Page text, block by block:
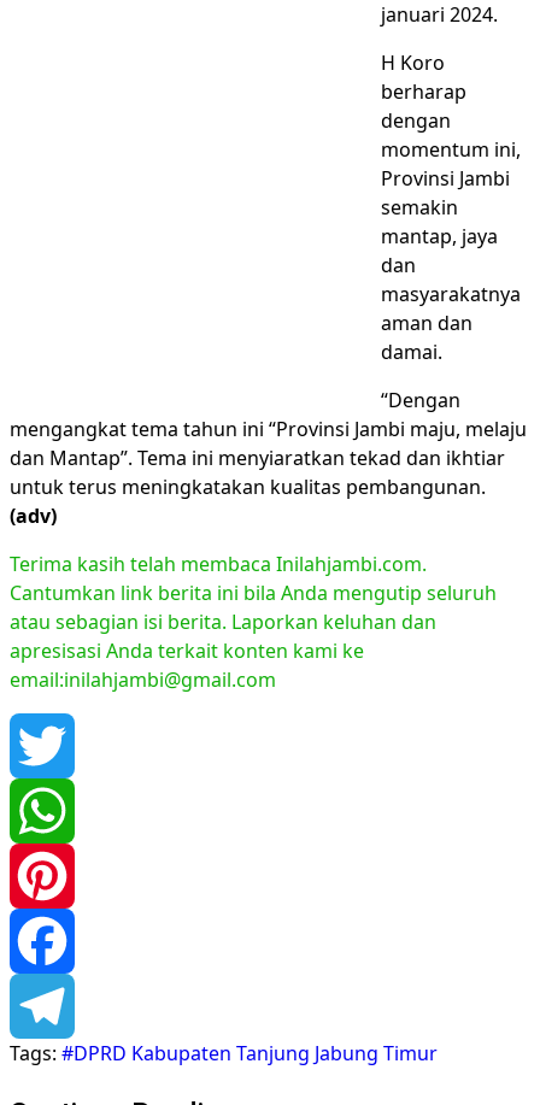
januari 2024.
H Koro
berharap
dengan
momentum ini,
Provinsi Jambi
semakin
mantap, jaya
dan
masyarakatnya
aman dan
damai.
“Dengan
mengangkat tema tahun ini “Provinsi Jambi maju, melaju
dan Mantap”. Tema ini menyiaratkan tekad dan ikhtiar
untuk terus meningkatakan kualitas pembangunan.
(adv)
Terima kasih telah membaca Inilahjambi.com.
Cantumkan link berita ini bila Anda mengutip seluruh
atau sebagian isi berita. Laporkan keluhan dan
apresisasi Anda terkait konten kami ke
email:inilahjambi@gmail.com
Twitter
WhatsApp
Pinterest
Facebook
Telegram
Tags: #DPRD Kabupaten Tanjung Jabung Timur